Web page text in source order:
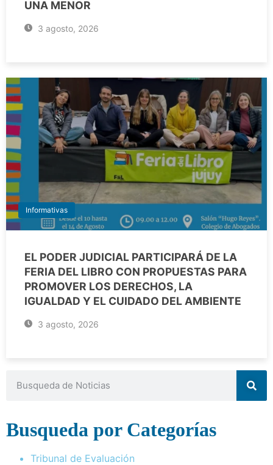
UNA MENOR
3 agosto, 2026
Informativas
EL PODER JUDICIAL PARTICIPARÁ DE LA
FERIA DEL LIBRO CON PROPUESTAS PARA
PROMOVER LOS DERECHOS, LA
IGUALDAD Y EL CUIDADO DEL AMBIENTE
3 agosto, 2026
Busqueda por Categorías
Tribunal de Evaluación